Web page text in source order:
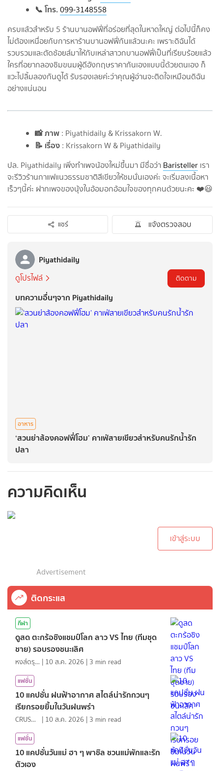
📞 โทร.099-3148558
ครบแล้วสำหรับ 5 ร้านบานอฟฟี่ที่อร่อยที่สุดในหาดใหญ่ ต่อไปนี้ก็คง
ไม่ต้องเหนื่อยกับการหาร้านบานอฟฟี่กันแล้วนะคะ เพราะดิฉันได้
รวบรวมและตัดช้อยส์มาให้กับเหล่าสาวกบานอฟฟี่เป็นที่เรียบร้อยแล้ว
ใครที่อยากลองชิมขนมผู้ดีอังกฤษราคากันเองแบบนี้ด้วยตนเอง ก็
แวะไปลิ้มลองกันดูได้ รับรองเลยค่ะว่าคุณผู้อ่านจะติดใจเหมือนดิฉัน
อย่างแน่นอน
📸 ภาพ : Piyathidaily & Krissakorn W.
📝 เรื่อง : Krissakorn W & Piyathidaily
ปล. Piyathidaily เพิ่งทำเพจน้องใหม่ขึ้นมา มีชื่อว่า Baristeller เรา
จะรีวิวร้านกาแฟแนวธรรมชาติสีเขียวให้ชมนั่นเองค่ะ จะเริ่มลงเนื้อหา
เร็วๆนี้ค่ะ ฝากเพจของนุ้งในอ้อมอกอ้อมใจของทุกคนด้วยนะคะ ❤️😃
แชร์ แจ้งตรวจสอบ
Piyathidaily
ดูโปรไฟล์ ติดตาม
บทความอื่นๆจาก Piyathidaily
อาหาร
‘สวนย่าส้องคอฟฟี่โฮม’ คาเฟ่สายเขียวสำหรับคนรักน้ำรัก
ปลา
ความคิดเห็น
เข้าสู่ระบบ
Advertisement
ติดกระแส
กีฬา
ดูสด ตะกร้อชิงแชมป์โลก ลาว VS ไทย (ทีมชุด
ชาย) รอบรองชนะเลิศ
หงส์ดรุณ | 10 ส.ค. 2026 | 3 min read
แฟชั่น
10 แคปชั่น ฝนฟ้าอากาศ สไตล์น่ารักกวนๆ
เรียกรอยยิ้มในวันฝนพรำ
CRUSHที่แปลว่าแอบชอบ | 10 ส.ค. 2026 | 3 min read
แฟชั่น
10 แคปชั่นวันแม่ ฮา ๆ พาชิล ชวนแม่พักและรัก
ตัวเอง